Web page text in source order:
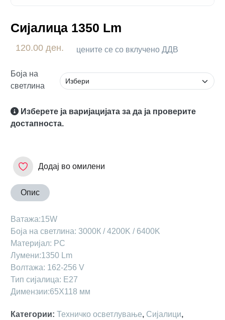
Сијалица 1350 Lm
120.00 ден. цените се со вклучено ДДВ
Боја на
светлина
Изберете ја варијацијата за да ја проверите
достапноста.
Додај во омилени
Опис
Ватажа:15W
Боја на светлина: 3000К / 4200K / 6400K
Материјал: PC
Лумени:1350 Lm
Волтажа: 162-256 V
Тип сијалица: E27
Димензии:65X118 мм
Категории: Техничко осветлување, Сијалици,